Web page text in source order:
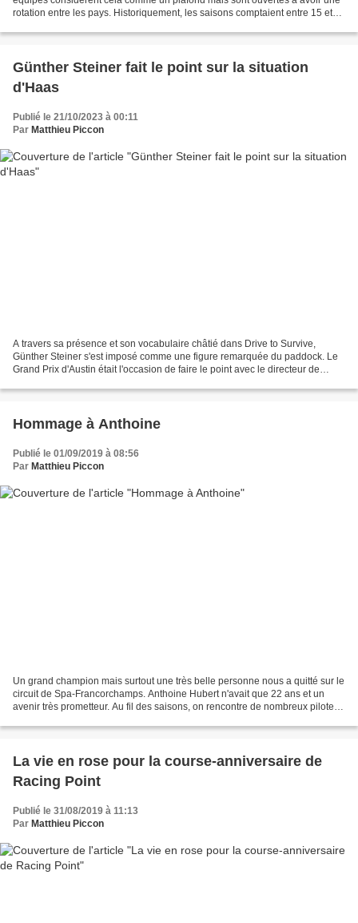
rotation entre les pays. Historiquement, les saisons comptaient entre 15 et
Günther Steiner fait le point sur la situation
d'Haas
Publié le 21/10/2023 à 00:11
Par Matthieu Piccon
A travers sa présence et son vocabulaire châtié dans Drive to Survive,
Günther Steiner s'est imposé comme une figure remarquée du paddock. Le
Grand Prix d'Austin était l'occasion de faire le point avec le directeur de
Hommage à Anthoine
Publié le 01/09/2019 à 08:56
Par Matthieu Piccon
Un grand champion mais surtout une très belle personne nous a quitté sur le
circuit de Spa-Francorchamps. Anthoine Hubert n'avait que 22 ans et un
avenir très prometteur. Au fil des saisons, on rencontre de nombreux pilotes.
La vie en rose pour la course-anniversaire de
Racing Point
Publié le 31/08/2019 à 11:13
Par Matthieu Piccon